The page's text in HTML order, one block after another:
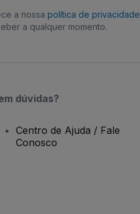
a nossa política de privacidade
a qualquer momento.
dúvidas?
Centro de Ajuda / Fale
Conosco